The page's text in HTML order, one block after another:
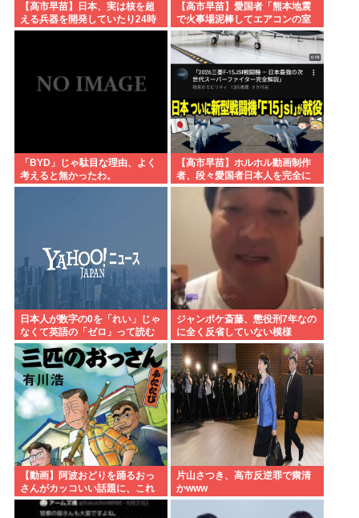
【高市早苗】日本、実は核を超
える兵器を開発していたり24時
間で核兵器が作れたりする模様
【高市早苗】愛国者「熊本地震
で火事場泥棒してエアコンの室
外機盗んだのはベトナム人！」
日本人でした
「BYD」じゃ駄目な理由、よく
考えると無かったわ。
【高市早苗】ホルホル動画制作
者、段々愛国者日本人を完全に
舐めて手抜き動画を乱発し始め
日本人が数字の0を「れい」じゃ
なくて英語の「ゼロ」って読む
ようになったのってなんでな
の？
ジャンポケ斎藤、懲役刑7年なの
に全く反省していない模様
【動画】阿波おどりを踊るおっ
さんがカッコいい話題に、これ
が真の阿波おどりなのか…
片山さつき、高市反逆罪で粛清
かwww